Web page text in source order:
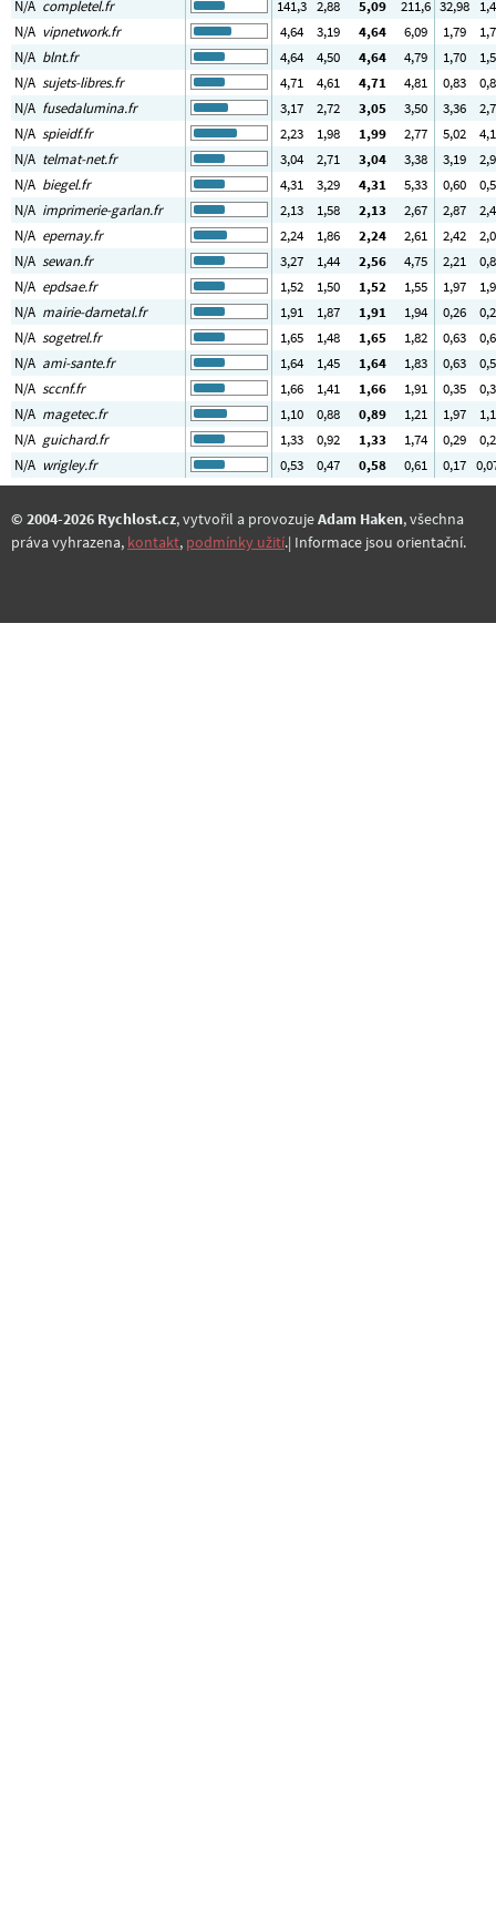
N/A completel.fr 141,3 2,88 5,09 211,6 32,98 1
N/A vipnetwork.fr 4,64 3,19 4,64 6,09 1,79 1
N/A blnt.fr 4,64 4,50 4,64 4,79 1,70 1
N/A sujets-libres.fr 4,71 4,61 4,71 4,81 0,83 0
N/A fusedalumina.fr 3,17 2,72 3,05 3,50 3,36 2
N/A spieidf.fr 2,23 1,98 1,99 2,77 5,02 4
N/A telmat-net.fr 3,04 2,71 3,04 3,38 3,19 2
N/A biegel.fr 4,31 3,29 4,31 5,33 0,60 0
N/A imprimerie-garlan.fr 2,13 1,58 2,13 2,67 2,87 2
N/A epernay.fr 2,24 1,86 2,24 2,61 2,42 2
N/A sewan.fr 3,27 1,44 2,56 4,75 2,21 0
N/A epdsae.fr 1,52 1,50 1,52 1,55 1,97 1
N/A mairie-darnetal.fr 1,91 1,87 1,91 1,94 0,26 0
N/A sogetrel.fr 1,65 1,48 1,65 1,82 0,63 0
N/A ami-sante.fr 1,64 1,45 1,64 1,83 0,63 0
N/A sccnf.fr 1,66 1,41 1,66 1,91 0,35 0
N/A magetec.fr 1,10 0,88 0,89 1,21 1,97 1
N/A guichard.fr 1,33 0,92 1,33 1,74 0,29 0
N/A wrigley.fr 0,53 0,47 0,58 0,61 0,17 0
© 2004-2026 Rychlost.cz, vytvořil a provozujeAdam Haken, všechna
práva vyhrazena, kontakt, podmínky užití.| Informace jsou orientační.